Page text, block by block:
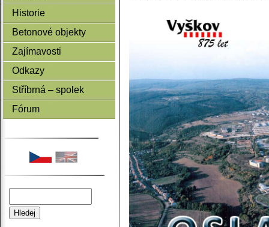
Historie
Betonové objekty
Zajímavosti
Odkazy
Stříbrná – spolek
Fórum